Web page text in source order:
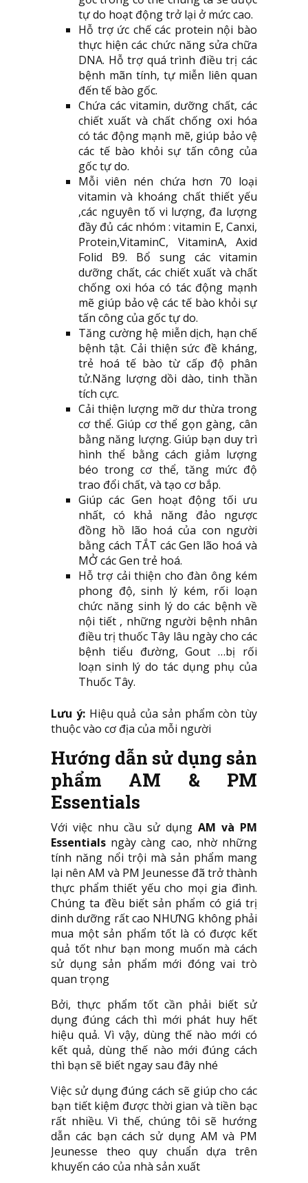
tự do hoạt động trở lại ở mức cao.
Hỗ trợ ức chế các protein nội bào
thực hiện các chức năng sửa chữa
DNA. Hỗ trợ quá trình điều trị các
bệnh mãn tính, tự miễn liên quan
đến tế bào gốc.
Chứa các vitamin, dưỡng chất, các
chiết xuất và chất chống oxi hóa
có tác động mạnh mẽ, giúp bảo vệ
các tế bào khỏi sự tấn công của
gốc tự do.
Mỗi viên nén chứa hơn 70 loại
vitamin và khoáng chất thiết yếu
,các nguyên tố vi lượng, đa lượng
đầy đủ các nhóm : vitamin E, Canxi,
Protein,VitaminC, VitaminA, Axid
Folid B9. Bổ sung các vitamin
dưỡng chất, các chiết xuất và chất
chống oxi hóa có tác động mạnh
mẽ giúp bảo vệ các tế bào khỏi sự
tấn công của gốc tự do.
Tăng cường hệ miễn dịch, hạn chế
bệnh tật. Cải thiện sức đề kháng,
trẻ hoá tế bào từ cấp độ phân
tử.Năng lượng dồi dào, tinh thần
tích cực.
Cải thiện lượng mỡ dư thừa trong
cơ thể. Giúp cơ thể gọn gàng, cân
bằng năng lượng. Giúp bạn duy trì
hình thể bằng cách giảm lượng
béo trong cơ thể, tăng mức độ
trao đổi chất, và tạo cơ bắp.
Giúp các Gen hoạt động tối ưu
nhất, có khả năng đảo ngược
đồng hồ lão hoá của con người
bằng cách TẮT các Gen lão hoá và
MỞ các Gen trẻ hoá.
Hỗ trợ cải thiện cho đàn ông kém
phong độ, sinh lý kém, rối loạn
chức năng sinh lý do các bệnh về
nội tiết , những người bệnh nhân
điều trị thuốc Tây lâu ngày cho các
bệnh tiểu đường, Gout …bị rối
loạn sinh lý do tác dụng phụ của
Thuốc Tây.
Lưu ý:Hiệu quả của sản phẩm còn tùy
thuộc vào cơ địa của mỗi người
Hướng dẫn sử dụng sản
phẩm AM & PM
Essentials
Với việc nhu cầu sử dụng AM và PM
Essentials ngày càng cao, nhờ những
tính năng nổi trội mà sản phẩm mang
lại nên AM và PM Jeunesse đã trở thành
thực phẩm thiết yếu cho mọi gia đình.
Chúng ta đều biết sản phẩm có giá trị
dinh dưỡng rất cao NHƯNG không phải
mua một sản phẩm tốt là có được kết
quả tốt như bạn mong muốn mà cách
sử dụng sản phẩm mới đóng vai trò
quan trọng
Bởi, thực phẩm tốt cần phải biết sử
dụng đúng cách thì mới phát huy hết
hiệu quả. Vì vậy, dùng thế nào mới có
kết quả, dùng thế nào mới đúng cách
thì bạn sẽ biết ngay sau đây nhé
Việc sử dụng đúng cách sẽ giúp cho các
bạn tiết kiệm được thời gian và tiền bạc
rất nhiều. Vì thế, chúng tôi sẽ hướng
dẫn các bạn cách sử dụng AM và PM
Jeunesse theo quy chuẩn dựa trên
khuyến cáo của nhà sản xuất